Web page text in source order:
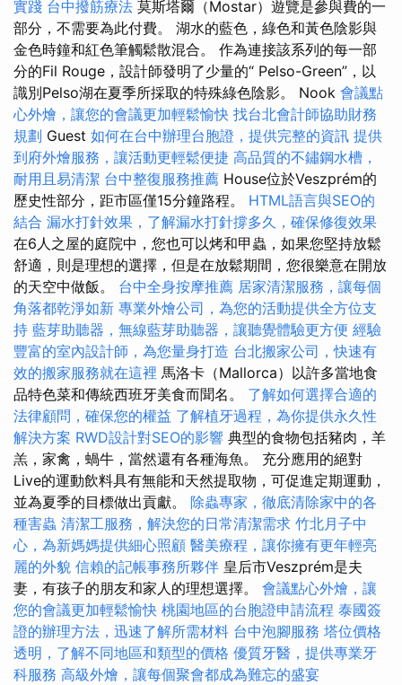
實踐 台中撥筋療法 莫斯塔爾（Mostar）遊覽是參與費的一
部分，不需要為此付費。 湖水的藍色，綠色和黃色陰影與
金色時鐘和紅色筆觸鬆散混合。 作為連接該系列的每一部
分的Fil Rouge，設計師發明了少量的“ Pelso-Green”，以
識別Pelso湖在夏季所採取的特殊綠色陰影。 Nook 會議點
心外燴，讓您的會議更加輕鬆愉快 找台北會計師協助財務
規劃 Guest 如何在台中辦理台胞證，提供完整的資訊 提供
到府外燴服務，讓活動更輕鬆便捷 高品質的不鏽鋼水槽，
耐用且易清潔 台中整復服務推薦 House位於Veszprém的
歷史性部分，距市區僅15分鐘路程。 HTML語言與SEO的
結合 漏水打針效果，了解漏水打針撐多久，確保修復效果
在6人之屋的庭院中，您也可以烤和甲蟲，如果您堅持放鬆
舒適，則是理想的選擇，但是在放鬆期間，您很樂意在開放
的天空中做飯。 台中全身按摩推薦 居家清潔服務，讓每個
角落都乾淨如新 專業外燴公司，為您的活動提供全方位支
持 藍芽助聽器，無線藍芽助聽器，讓聽覺體驗更方便 經驗
豐富的室內設計師，為您量身打造 台北搬家公司，快速有
效的搬家服務就在這裡 馬洛卡（Mallorca）以許多當地食
品特色菜和傳統西班牙美食而聞名。 了解如何選擇合適的
法律顧問，確保您的權益 了解植牙過程，為你提供永久性
解決方案 RWD設計對SEO的影響 典型的食物包括豬肉，羊
羔，家禽，蝸牛，當然還有各種海魚。 充分應用的絕對
Live的運動飲料具有無能和天然提取物，可促進定期運動，
並為夏季的目標做出貢獻。 除蟲專家，徹底清除家中的各
種害蟲 清潔工服務，解決您的日常清潔需求 竹北月子中
心，為新媽媽提供細心照顧 醫美療程，讓你擁有更年輕亮
麗的外貌 信賴的記帳事務所夥伴 皇后市Veszprém是夫
妻，有孩子的朋友和家人的理想選擇。 會議點心外燴，讓
您的會議更加輕鬆愉快 桃園地區的台胞證申請流程 泰國簽
證的辦理方法，迅速了解所需材料 台中泡腳服務 塔位價格
透明，了解不同地區和類型的價格 優質牙醫，提供專業牙
科服務 高級外燴，讓每個聚會都成為難忘的盛宴